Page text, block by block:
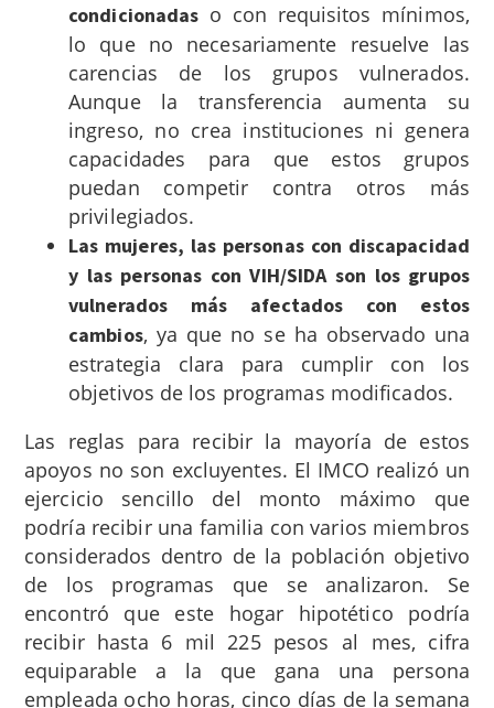
condicionadas o con requisitos mínimos,
lo que no necesariamente resuelve las
carencias de los grupos vulnerados.
Aunque la transferencia aumenta su
ingreso, no crea instituciones ni genera
capacidades para que estos grupos
puedan competir contra otros más
privilegiados.
Las mujeres, las personas con discapacidad
y las personas con VIH/SIDA son los grupos
vulnerados más afectados con estos
cambios, ya que no se ha observado una
estrategia clara para cumplir con los
objetivos de los programas modificados.
Las reglas para recibir la mayoría de estos
apoyos no son excluyentes. El IMCO realizó un
ejercicio sencillo del monto máximo que
podría recibir una familia con varios miembros
considerados dentro de la población objetivo
de los programas que se analizaron. Se
encontró que este hogar hipotético podría
recibir hasta 6 mil 225 pesos al mes, cifra
equiparable a la que gana una persona
empleada ocho horas, cinco días de la semana